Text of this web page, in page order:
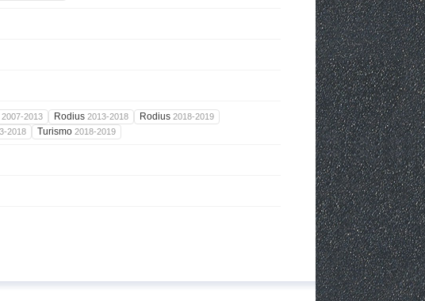
2007-2013 Rodius 2013-2018 Rodius 2018-2019
2018 Turismo 2018-2019